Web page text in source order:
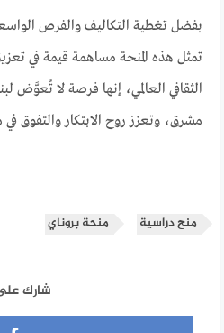
بفضل تغطية التكاليف والفرص
تمثل هذه المنحة مساهمة قيمة في
الثقافي العالمي، إنها فرصة لا تُعوَّض
مشرق، وتعزز روح الابتكار والتفوق
منح دراسية منحة بروناي
شارك